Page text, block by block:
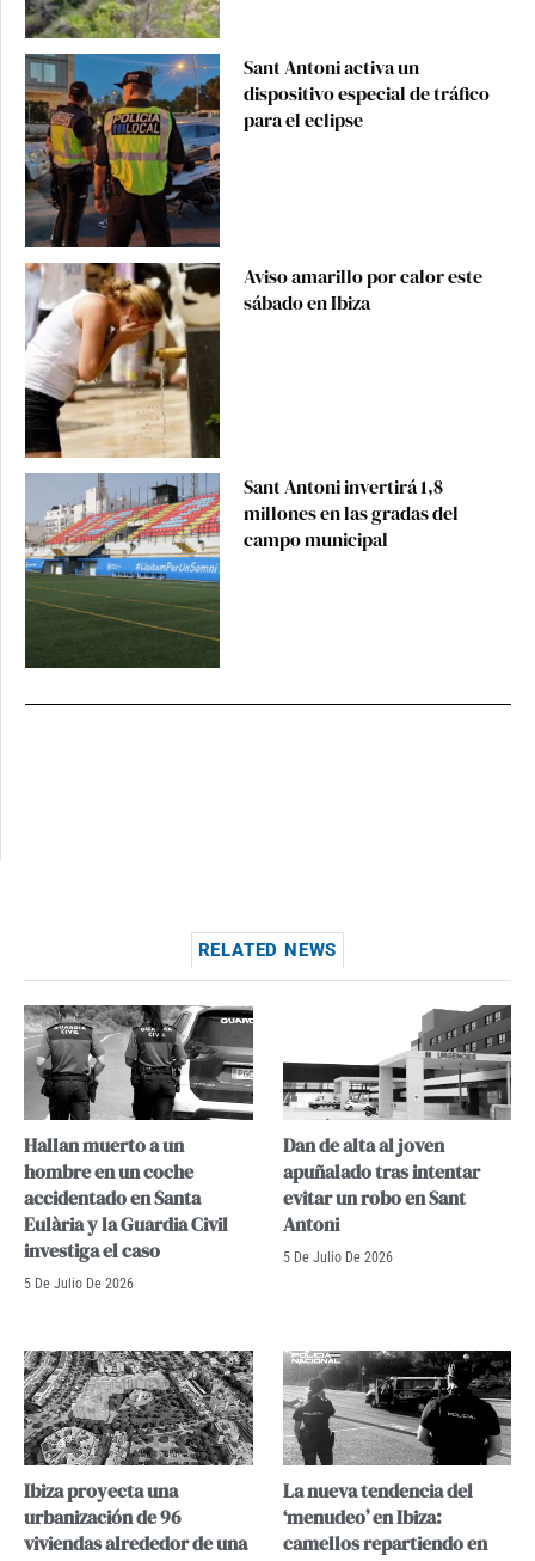
Sant Antoni activa un
dispositivo especial de tráfico
para el eclipse
Aviso amarillo por calor este
sábado en Ibiza
Sant Antoni invertirá 1,8
millones en las gradas del
campo municipal
RELATED NEWS
Hallan muerto a un
hombre en un coche
accidentado en Santa
Eulària y la Guardia Civil
investiga el caso
5 De Julio De 2026
Dan de alta al joven
apuñalado tras intentar
evitar un robo en Sant
Antoni
5 De Julio De 2026
Ibiza proyecta una
urbanización de 96
viviendas alrededor de una
La nueva tendencia del
‘menudeo’ en Ibiza:
camellos repartiendo en